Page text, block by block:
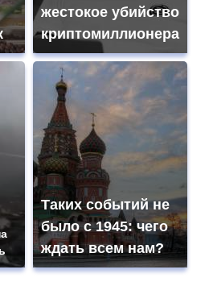
жестокое убийство
криптомиллионера
Таких событий не
было с 1945: чего
ждать всем нам?